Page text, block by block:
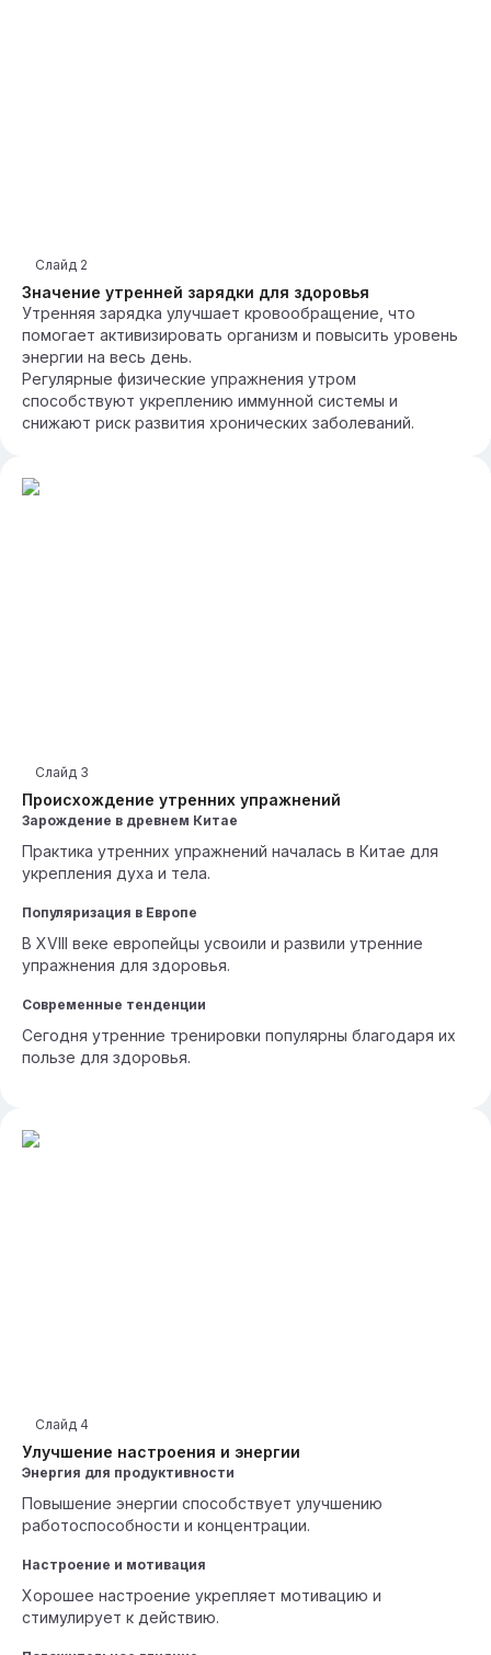
Значение утренней зарядки для здоровья
Слайд 2
Утренняя зарядка улучшает кровообращение, что
помогает активизировать организм и повысить уровень
энергии на весь день.
Регулярные физические упражнения утром
способствуют укреплению иммунной системы и
снижают риск развития хронических заболеваний.
Происхождение утренних упражнений
Слайд 3
Зарождение в древнем Китае
Практика утренних упражнений началась в Китае для
укрепления духа и тела.
Популяризация в Европе
В XVIII веке европейцы усвоили и развили утренние
упражнения для здоровья.
Современные тенденции
Сегодня утренние тренировки популярны благодаря их
пользе для здоровья.
Улучшение настроения и энергии
Слайд 4
Энергия для продуктивности
Повышение энергии способствует улучшению
работоспособности и концентрации.
Настроение и мотивация
Хорошее настроение укрепляет мотивацию и
стимулирует к действию.